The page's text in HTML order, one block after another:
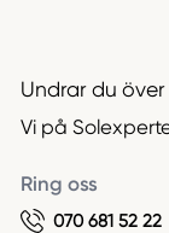
Undrar du
Vi på
Ring oss
070 681 52 22